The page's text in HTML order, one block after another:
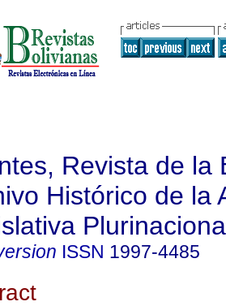
Revista de la
Histórico de la
ISSN 1997-4485